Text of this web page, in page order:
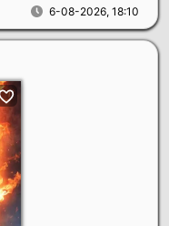
6-08-2026, 18:10